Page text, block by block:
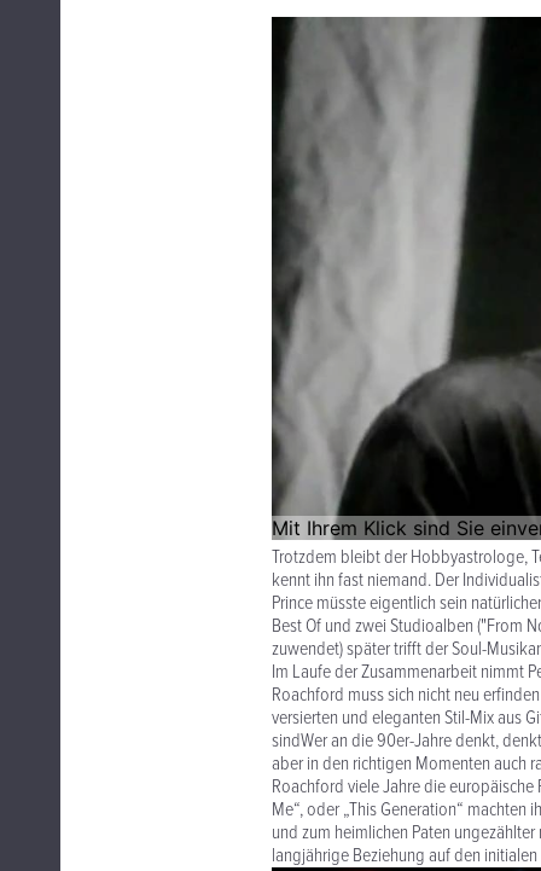
Trotzdem bleibt der Hobbyastrologe,
kennt ihn fast niemand. Der
Prince müsste eigentlich sein
Best Of und zwei Studioalben ("From
zuwendet) später trifft der Soul-
Im Laufe der Zusammenarbeit nimmt
Roachford muss sich nicht neu
versierten und eleganten Stil-Mix aus
sindWer an die 90er-Jahre denkt,
aber in den richtigen Momenten auch
Roachford viele Jahre die europäische
Me“, oder „This Generation“
und zum heimlichen Paten
langjährige Beziehung auf den